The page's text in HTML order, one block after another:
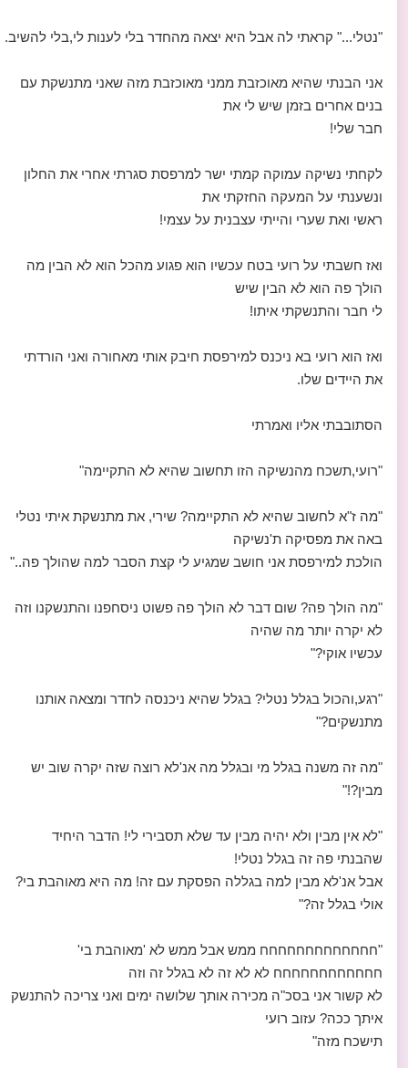
"נטלי..." קראתי לה אבל היא יצאה מהחדר בלי לענות לי,בלי להשיב.
אני הבנתי שהיא מאוכזבת ממני מאוכזבת מזה שאני מתנשקת עם
בנים אחרים בזמן שיש לי את
חבר שלי!
לקחתי נשיקה עמוקה קמתי ישר למרפסת סגרתי אחרי את החלון
ונשענתי על המעקה החזקתי את
ראשי ואת שערי והייתי עצבנית על עצמי!
ואז חשבתי על רועי בטח עכשיו הוא פגוע מהכל הוא לא הבין מה
הולך פה הוא לא הבין שיש
לי חבר והתנשקתי איתו!
ואז הוא רועי בא ניכנס למירפסת חיבק אותי מאחורה ואני הורדתי
את היידים שלו.
הסתובבתי אליו ואמרתי
"רועי,תשכח מהנשיקה הזו תחשוב שהיא לא התקיימה"
"מה ז"א לחשוב שהיא לא התקיימה? שירי, את מתנשקת איתי נטלי
באה את מפסיקה ת'נשיקה
הולכת למירפסת אני חושב שמגיע לי קצת הסבר למה שהולך פה.."
"מה הולך פה? שום דבר לא הולך פה פשוט ניסחפנו והתנשקנו וזה
לא יקרה יותר מה שהיה
עכשיו אוקי?"
"רגע,והכול בגלל נטלי? בגלל שהיא ניכנסה לחדר ומצאה אותנו
מתנשקים?"
"מה זה משנה בגלל מי ובגלל מה אנ'לא רוצה שזה יקרה שוב יש
מבין?!"
"לא אין מבין ולא יהיה מבין עד שלא תסבירי לי! הדבר היחיד
שהבנתי פה זה בגלל נטלי!
אבל אנ'לא מבין למה בגללה הפסקת עם זה! מה היא מאוהבת בי?
אולי בגלל זה?"
"חחחחחחחחחחחחח ממש אבל ממש לא 'מאוהבת בי'
חחחחחחחחחחחח לא לא זה לא בגלל זה וזה
לא קשור אני בסכ"ה מכירה אותך שלושה ימים ואני צריכה להתנשק
איתך ככה? עזוב רועי
תישכח מזה"